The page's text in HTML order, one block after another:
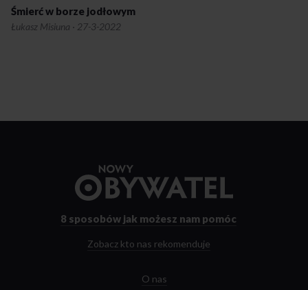
Śmierć w borze jodłowym
Łukasz Misiuna · 27-3-2022
strony
8 sposobów jak możesz nam pomóc
Zobacz kto nas rekomenduje
O nas